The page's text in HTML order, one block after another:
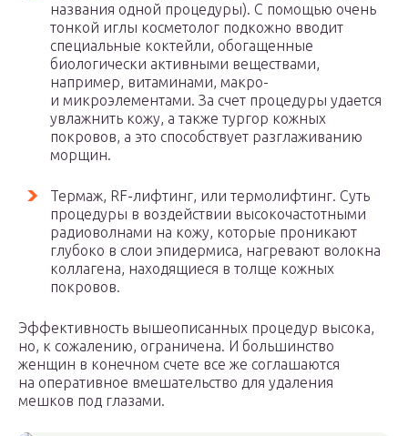
названия одной процедуры). С помощью очень
тонкой иглы косметолог подкожно вводит
специальные коктейли, обогащенные
биологически активными веществами,
например, витаминами, макро-
и микроэлементами. За счет процедуры удается
увлажнить кожу, а также тургор кожных
покровов, а это способствует разглаживанию
морщин.
Термаж, RF-лифтинг, или термолифтинг. Суть
процедуры в воздействии высокочастотными
радиоволнами на кожу, которые проникают
глубоко в слои эпидермиса, нагревают волокна
коллагена, находящиеся в толще кожных
покровов.
Эффективность вышеописанных процедур высока,
но, к сожалению, ограничена. И большинство
женщин в конечном счете все же соглашаются
на оперативное вмешательство для удаления
мешков под глазами.